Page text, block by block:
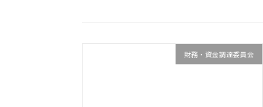
財務・資金調達委員会